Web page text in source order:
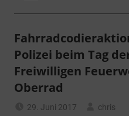
Polizei beim Tag
Freiwilligen
Oberrad
29. Juni 2017
chris